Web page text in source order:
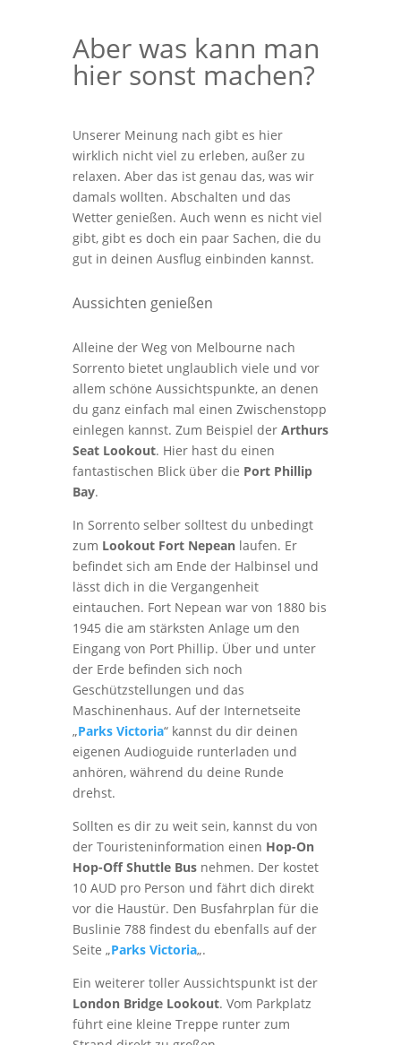
Aber was kann man
hier sonst machen?
Unserer Meinung nach gibt es hier
wirklich nicht viel zu erleben, außer zu
relaxen. Aber das ist genau das, was wir
damals wollten. Abschalten und das
Wetter genießen. Auch wenn es nicht viel
gibt, gibt es doch ein paar Sachen, die du
gut in deinen Ausflug einbinden kannst.
Aussichten genießen
Alleine der Weg von Melbourne nach
Sorrento bietet unglaublich viele und vor
allem schöne Aussichtspunkte, an denen
du ganz einfach mal einen Zwischenstopp
einlegen kannst. Zum Beispiel der Arthurs
Seat Lookout. Hier hast du einen
fantastischen Blick über die Port Phillip
Bay.
In Sorrento selber solltest du unbedingt
zum Lookout Fort Nepeanlaufen. Er
befindet sich am Ende der Halbinsel und
lässt dich in die Vergangenheit
eintauchen. Fort Nepean war von 1880 bis
1945 die am stärksten Anlage um den
Eingang von Port Phillip. Über und unter
der Erde befinden sich noch
Geschützstellungen und das
Maschinenhaus. Auf der Internetseite
„Parks Victoria“ kannst du dir deinen
eigenen Audioguide runterladen und
anhören, während du deine Runde
drehst.
Sollten es dir zu weit sein, kannst du von
der Touristeninformation einen Hop-On
Hop-Off Shuttle Busnehmen. Der kostet
10 AUD pro Person und fährt dich direkt
vor die Haustür. Den Busfahrplan für die
Buslinie 788 findest du ebenfalls auf der
Seite „Parks Victoria„.
Ein weiterer toller Aussichtspunkt ist der
London Bridge Lookout. Vom Parkplatz
führt eine kleine Treppe runter zum